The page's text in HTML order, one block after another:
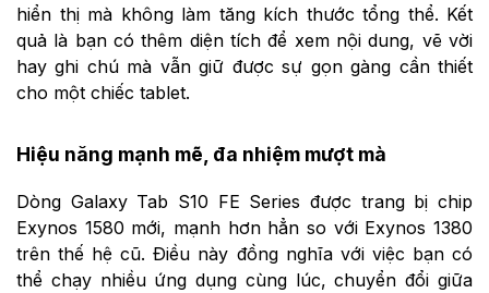
hiển thị mà không làm tăng kích thước tổng thể. Kết
quả là bạn có thêm diện tích để xem nội dung, vẽ vời
hay ghi chú mà vẫn giữ được sự gọn gàng cần thiết
cho một chiếc tablet.
Hiệu năng mạnh mẽ, đa nhiệm mượt mà
Dòng Galaxy Tab S10 FE Series được trang bị chip
Exynos 1580 mới, mạnh hơn hẳn so với Exynos 1380
trên thế hệ cũ. Điều này đồng nghĩa với việc bạn có
thể chạy nhiều ứng dụng cùng lúc, chuyển đổi giữa